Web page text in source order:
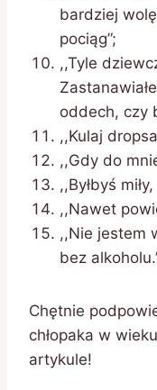
bardziej
pociąg”;
,,Tyle
oddech, czy
,,Kulaj
,,Gdy do
,,Byłbyś
,,Nawet
,,Nie jestem
bez
Chętnie
chłopaka w
artykule!